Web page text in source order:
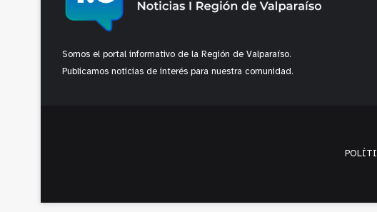
Somos el portal informativo de la Región de Valparaíso.
Publicamos noticias de interés para nuestra comunidad.